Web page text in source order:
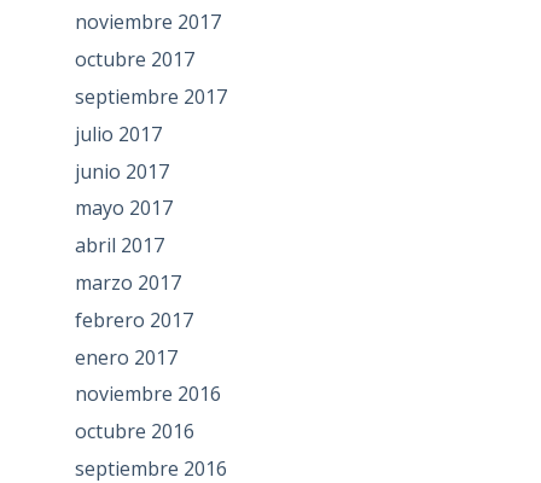
noviembre 2017
octubre 2017
septiembre 2017
julio 2017
junio 2017
mayo 2017
abril 2017
marzo 2017
febrero 2017
enero 2017
noviembre 2016
octubre 2016
septiembre 2016